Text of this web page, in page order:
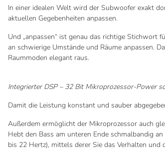
In einer idealen Welt wird der Subwoofer exakt
aktuellen Gegebenheiten anpassen.
Und „anpassen“ ist genau das richtige
an schwierige Umstände und Räume anpassen.
Raummoden elegant raus.
Integrierter DSP – 32 Bit Mikroprozessor-Power
Damit die Leistung konstant und sauber
Außerdem ermöglicht der Mikroprozessor auch
Hebt den Bass am unteren Ende schmalbandig
bis 22 Hertz), mittels derer Sie das Verhalten